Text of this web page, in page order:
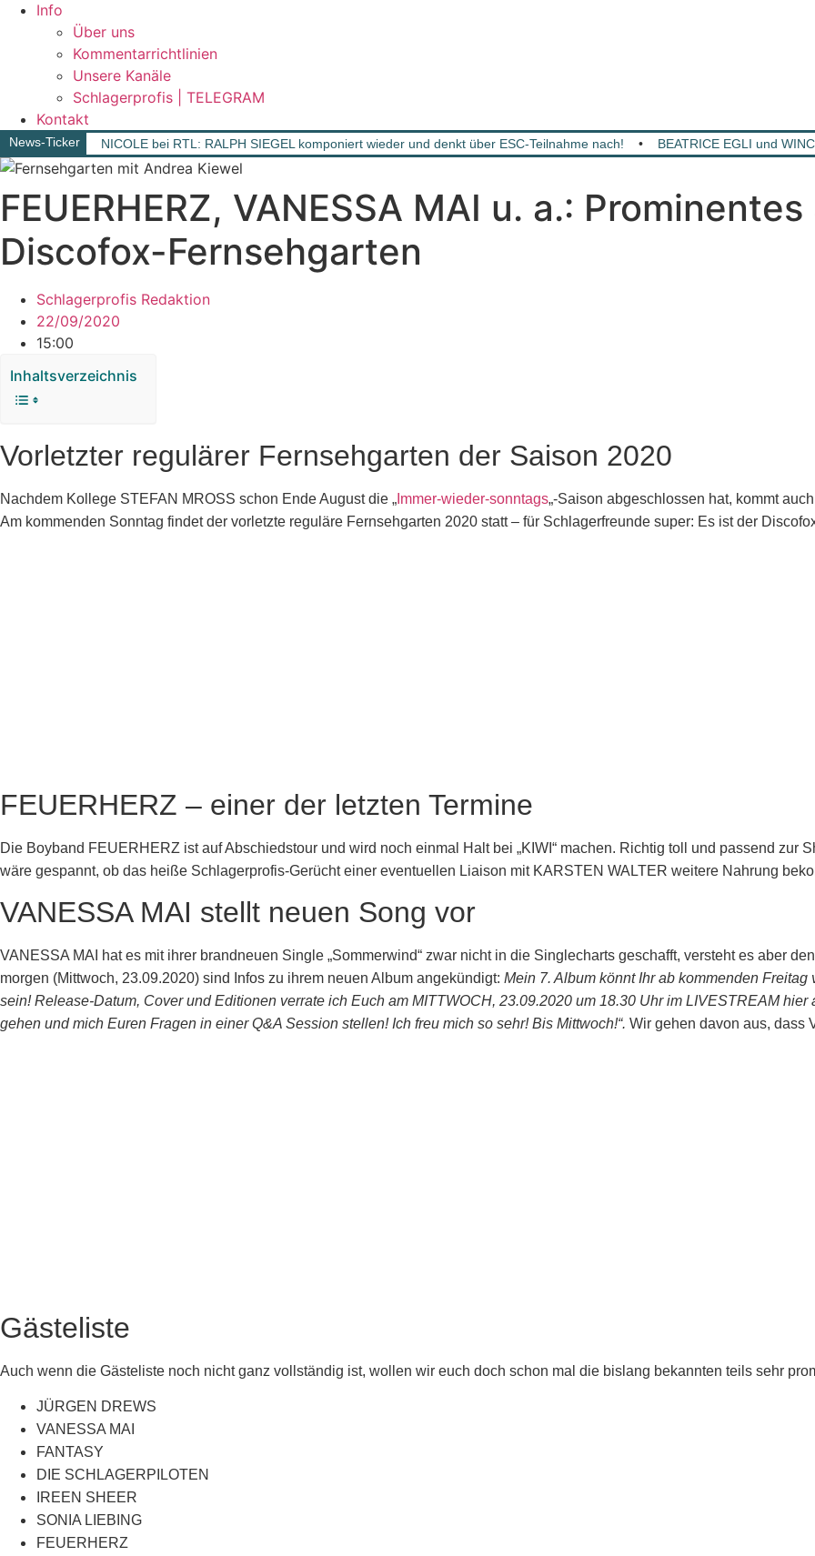
Info
Über uns
Kommentarrichtlinien
Unsere Kanäle
Schlagerprofis | TELEGRAM
Kontakt
News-Ticker NICOLE bei RTL: RALPH SIEGEL komponiert wieder und denkt über ESC-Teilnahme nach! • BEATRICE EGLI und
FEUERHERZ, VANESSA MAI u. a.:
Discofox-Fernsehgarten
Schlagerprofis Redaktion
22/09/2020
15:00
Inhaltsverzeichnis
Vorletzter regulärer Fernsehgarten der Saison 2020
Nachdem Kollege STEFAN MROSS schon Ende August die „ Immer-wieder-sonntags„-Saison abgeschlossen hat, kommt
Am kommenden Sonntag findet der vorletzte reguläre Fernsehgarten 2020 statt – für Schlagerfreunde super: Es ist der
FEUERHERZ – einer der letzten Termine
Die Boyband FEUERHERZ ist auf Abschiedstour und wird noch einmal Halt bei „KIWI“ machen. Richtig toll und passend zur
wäre gespannt, ob das heiße Schlagerprofis-Gerücht einer eventuellen Liaison mit KARSTEN WALTER weitere Nahrung
VANESSA MAI stellt neuen Song vor
VANESSA MAI hat es mit ihrer brandneuen Single „Sommerwind“ zwar nicht in die Singlecharts geschafft, versteht es aber
morgen (Mittwoch, 23.09.2020) sind Infos zu ihrem neuen Album angekündigt: Mein 7. Album könnt Ihr ab kommenden
sein! Release-Datum, Cover und Editionen verrate ich Euch am MITTWOCH, 23.09.2020 um 18.30 Uhr im LIVESTREAM
gehen und mich Euren Fragen in einer Q&A Session stellen! Ich freu mich so sehr! Bis Mittwoch!“. Wir gehen davon aus, dass
Gästeliste
Auch wenn die Gästeliste noch nicht ganz vollständig ist, wollen wir euch doch schon mal die bislang bekannten teils sehr
JÜRGEN DREWS
VANESSA MAI
FANTASY
DIE SCHLAGERPILOTEN
IREEN SHEER
SONIA LIEBING
FEUERHERZ